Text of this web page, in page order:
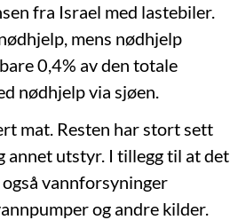
fra Israel med lastebiler.
mens nødhjelp
0,4% av den totale
nødhjelp via sjøen.
mat. Resten har stort sett
annet utstyr. I tillegg til at det
også vannforsyninger
og andre kilder.